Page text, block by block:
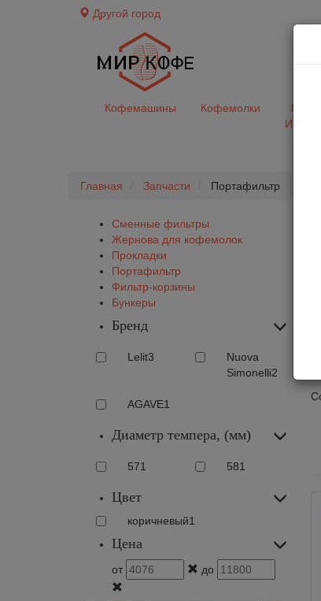
Другой город
Кофемашины Кофемолки
Главная Запчасти Портафильтр
Сменные фильтры
Жернова для кофемолок
Прокладки
Портафильтр
Фильтр-корзины
Бункеры
Бренд
Lelit3
Nuova
Simonelli2
AGAVE1
Диаметр темпера, (мм)
571 581
Цвет
коричневый1
Цена
от до